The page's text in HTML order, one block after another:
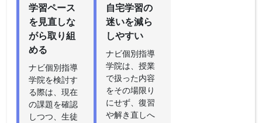
学習ペース
を見直しな
がら取り組
める
ナビ個別指導
学院を検討す
る際は、現在
の課題を確認
しつつ、生徒
自宅学習の
迷いを減ら
しやすい
ナビ個別指導
学院は、授業
で扱った内容
をその場限り
にせず、復習
や解き直しへ